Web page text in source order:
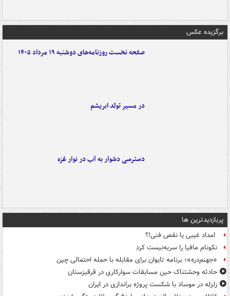
برگزیده عکس
صفحه نخست روزنامه‌های دوشنبه ۱۹ مرداد ۱۴۰۵
در مسیر تولد ابریشم
دسترسی دشوار به آب در نوار غزه
پربازدیدترین ها
امداد غیبی یا نقص فنی!؟
نکونام مافیا را سربه‌نیست کرد
«جهنم‌دره»؛ برنامه تایوان برای مقابله با حمله احتمالی چین
حادثه وحشتناک حین مسابقات سوارکاری در قرقیزستان
زلزله در موساد با شکست پروژه براندازی در ایران